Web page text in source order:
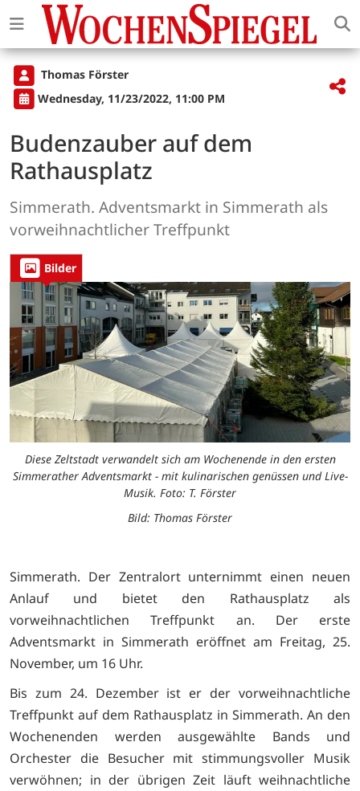
Thomas Förster
Wednesday, 11/23/2022, 11:00 PM
Budenzauber auf dem
Rathausplatz
Simmerath. Adventsmarkt in Simmerath als
vorweihnachtlicher Treffpunkt
Bilder
Diese Zeltstadt verwandelt sich am Wochenende in den ersten
Simmerather Adventsmarkt - mit kulinarischen genüssen und Live-
Musik. Foto: T. Förster
Bild: Thomas Förster
Simmerath. Der Zentralort unternimmt einen neuen
Anlauf und bietet den Rathausplatz als
vorweihnachtlichen Treffpunkt an. Der erste
Adventsmarkt in Simmerath eröffnet am Freitag, 25.
November, um 16 Uhr.
Bis zum 24. Dezember ist er der vorweihnachtliche
Treffpunkt auf dem Rathausplatz in Simmerath. An den
Wochenenden werden ausgewählte Bands und
Orchester die Besucher mit stimmungsvoller Musik
verwöhnen; in der übrigen Zeit läuft weihnachtliche